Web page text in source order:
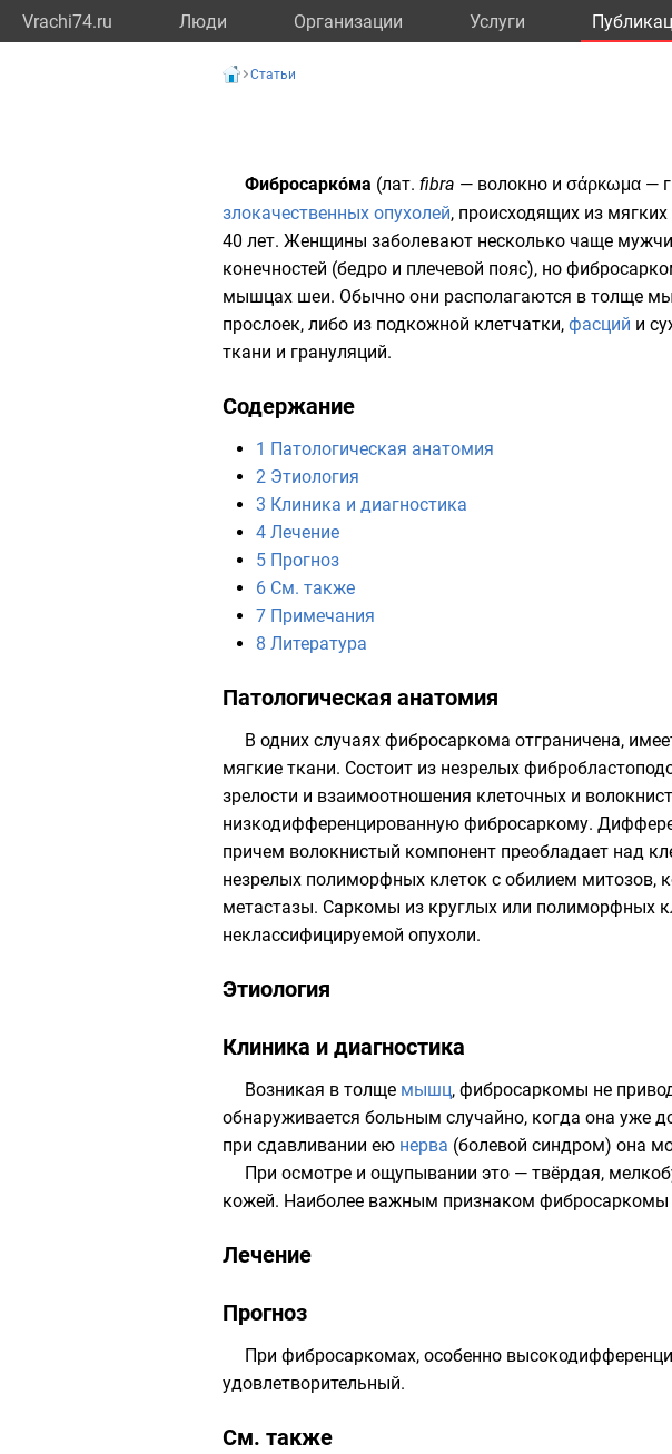
Vrachi74.ru Люди Организации Услуги
Статьи
Фибросаркóма (лат. fibra — волокно и σάρκωμα —
злокачественных опухолей, происходящих из мягких
40 лет. Женщины заболевают несколько чаще
конечностей (бедро и плечевой пояс), но
мышцах шеи. Обычно они располагаются в толще
прослоек, либо из подкожной клетчатки, фасций и
ткани и грануляций.
Содержание
1 Патологическая анатомия
2 Этиология
3 Клиника и диагностика
4 Лечение
5 Прогноз
6 См. также
7 Примечания
8 Литература
Патологическая анатомия
В одних случаях фибросаркома отграничена,
мягкие ткани. Состоит из незрелых
зрелости и взаимоотношения клеточных и
низкодифференцированную фибросаркому.
причем волокнистый компонент преобладает над
незрелых полиморфных клеток с обилием митозов,
метастазы. Саркомы из круглых или полиморфных
неклассифицируемой опухоли.
Этиология
Клиника и диагностика
Возникая в толще мышц, фибросаркомы не
обнаруживается больным случайно, когда она уже
при сдавливании ею нерва (болевой синдром) она
При осмотре и ощупывании это — твёрдая,
кожей. Наиболее важным признаком фибросаркомы
Лечение
Прогноз
При фибросаркомах, особенно
удовлетворительный.
См. также